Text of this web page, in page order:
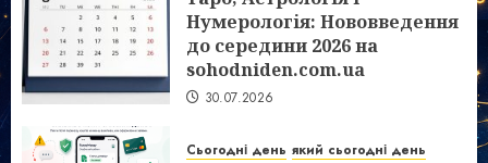
Нумерологія: Нововведення
до середини 2026 на
sohodniden.com.ua
30.07.2026
Сьогодні день який сьогодні день